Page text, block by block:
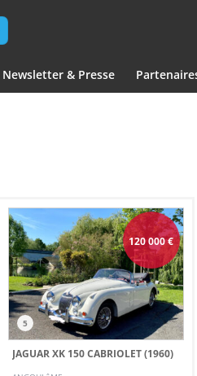
Newsletter & Presse
120 000€
5
JAGUAR XK 150 CABRIOLET (1960)